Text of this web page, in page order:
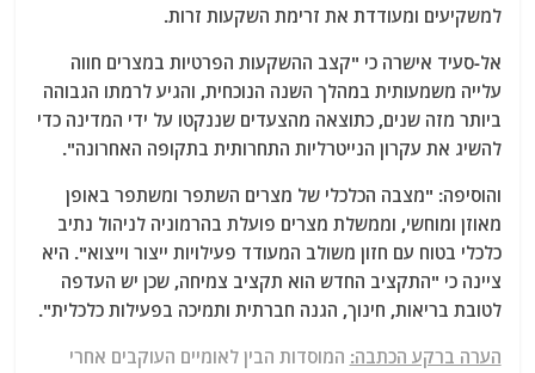
למשקיעים ומעודדת את זרימת השקעות זרות.
אל-סעיד אישרה כי "קצב ההשקעות הפרטיות במצרים חווה
עלייה משמעותית במהלך השנה הנוכחית, והגיע לרמתו הגבוהה
ביותר מזה שנים, כתוצאה מהצעדים שננקטו על ידי המדינה כדי
להשיג את עקרון הנייטרליות התחרותית בתקופה האחרונה".
והוסיפה: "מצבה הכלכלי של מצרים השתפר ומשתפר באופן
מאוזן ומוחשי, וממשלת מצרים פועלת בהרמוניה לניהול נתיב
כלכלי בטוח עם חזון משולב המעודד פעילויות ייצור וייצוא". היא
ציינה כי "התקציב החדש הוא תקציב צמיחה, שכן יש העדפה
לטובת בריאות, חינוך, הגנה חברתית ותמיכה בפעילות כלכלית".
הערה ברקע הכתבה: המוסדות הבין לאומיים העוקבים אחרי